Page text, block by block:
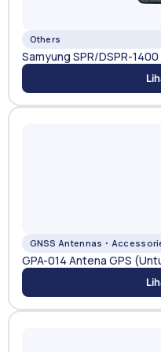
Others
Samyung SPR/DSPR-1400
GNSS Antennas・
GPA-014 Antena GPS